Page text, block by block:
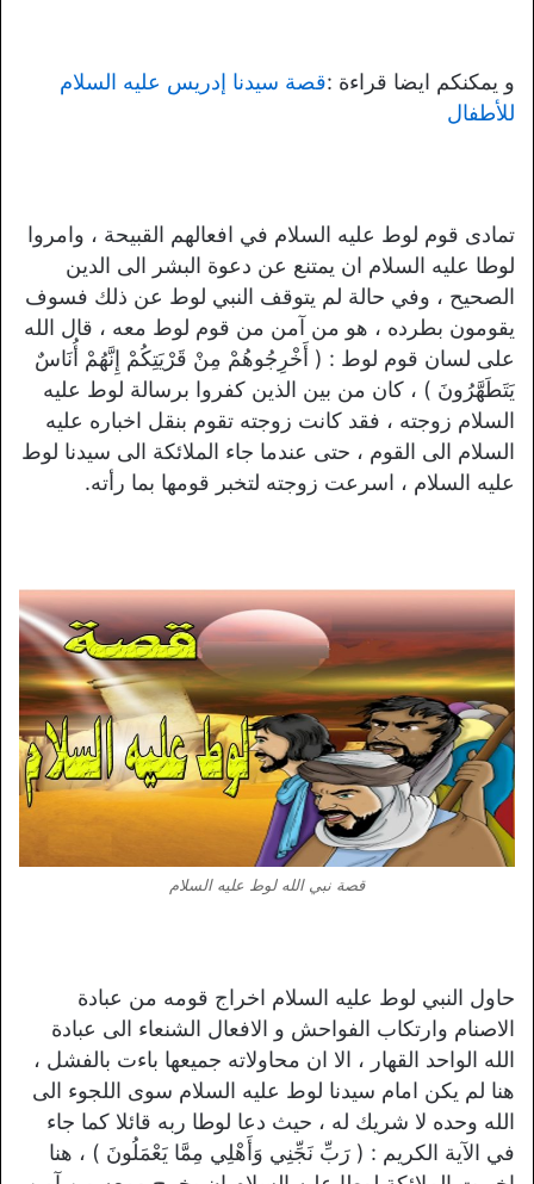
و يمكنكم ايضا قراءة :قصة سيدنا إدريس عليه السلام
للأطفال
تمادى قوم لوط عليه السلام في افعالهم القبيحة ، وامروا
لوطا عليه السلام ان يمتنع عن دعوة البشر الى الدين
الصحيح ، وفي حالة لم يتوقف النبي لوط عن ذلك فسوف
يقومون بطرده ، هو من آمن من قوم لوط معه ، قال الله
على لسان قوم لوط : ( أَخْرِجُوهُمْ مِنْ قَرْيَتِكُمْ إِنَّهُمْ أُنَاسٌ
يَتَطَهَّرُونَ ) ، كان من بين الذين كفروا برسالة لوط عليه
السلام زوجته ، فقد كانت زوجته تقوم بنقل اخباره عليه
السلام الى القوم ، حتى عندما جاء الملائكة الى سيدنا لوط
عليه السلام ، اسرعت زوجته لتخبر قومها بما رأته.
قصة نبي الله لوط عليه السلام
حاول النبي لوط عليه السلام اخراج قومه من عبادة
الاصنام وارتكاب الفواحش و الافعال الشنعاء الى عبادة
الله الواحد القهار ، الا ان محاولاته جميعها باءت بالفشل ،
هنا لم يكن امام سيدنا لوط عليه السلام سوى اللجوء الى
الله وحده لا شريك له ، حيث دعا لوطا ربه قائلا كما جاء
في الآية الكريم : ( رَبِّ نَجِّنِي وَأَهْلِي مِمَّا يَعْمَلُونَ ) ، هنا